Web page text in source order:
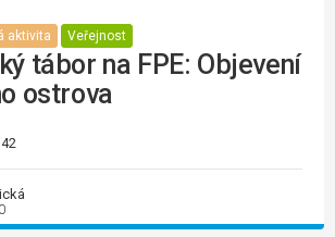
aktivita Veřejnost
tábor na FPE: Objevení
ostrova